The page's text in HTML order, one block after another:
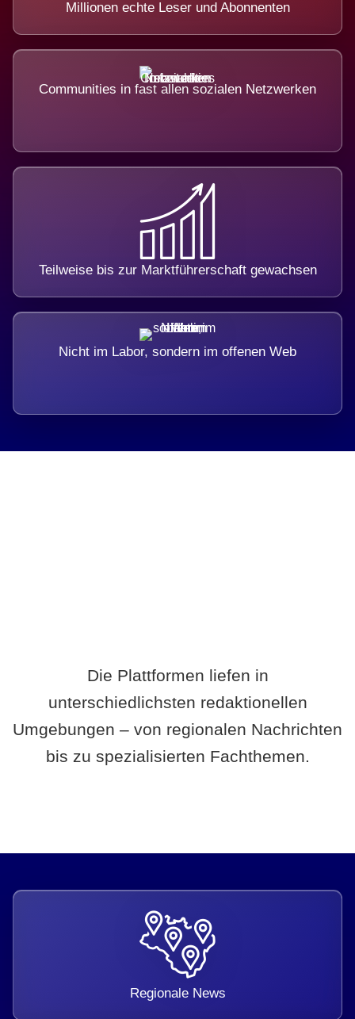
Millionen echte Leser und Abonnenten
Communities in fast allen sozialen Netzwerken
Teilweise bis zur Marktführerschaft gewachsen
Nicht im Labor, sondern im offenen Web
Die Plattformen liefen in
unterschiedlichsten redaktionellen
Umgebungen – von regionalen Nachrichten
bis zu spezialisierten Fachthemen.
Regionale News